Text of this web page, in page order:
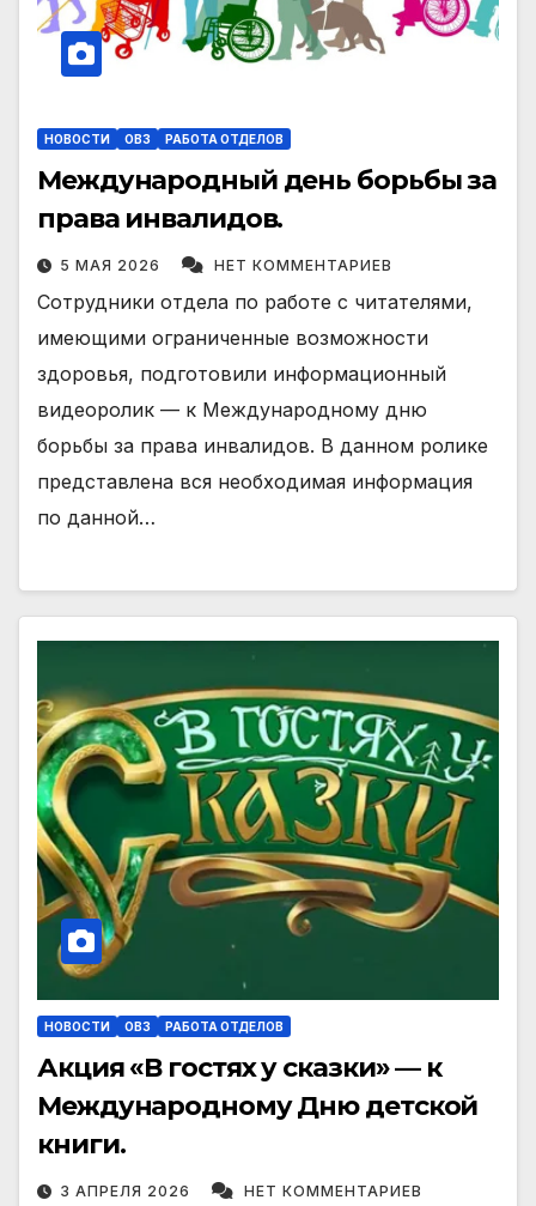
НОВОСТИ ОВЗ РАБОТА ОТДЕЛОВ
Международный день борьбы за
права инвалидов.
5 МАЯ 2026 НЕТ КОММЕНТАРИЕВ
Сотрудники отдела по работе с читателями,
имеющими ограниченные возможности
здоровья, подготовили информационный
видеоролик — к Международному дню
борьбы за права инвалидов. В данном ролике
представлена вся необходимая информация
по данной…
НОВОСТИ ОВЗ РАБОТА ОТДЕЛОВ
Акция «В гостях у сказки» — к
Международному Дню детской
книги.
3 АПРЕЛЯ 2026 НЕТ КОММЕНТАРИЕВ